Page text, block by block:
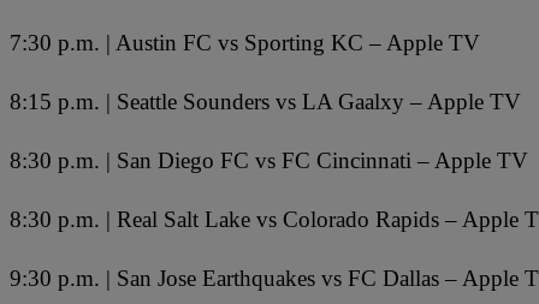
7:30 p.m. | Austin FC vs Sporting KC – Apple TV
8:15 p.m. | Seattle Sounders vs LA Gaalxy – Apple TV
8:30 p.m. | San Diego FC vs FC Cincinnati – Apple TV
8:30 p.m. | Real Salt Lake vs Colorado Rapids – Apple
9:30 p.m. | San Jose Earthquakes vs FC Dallas – Apple